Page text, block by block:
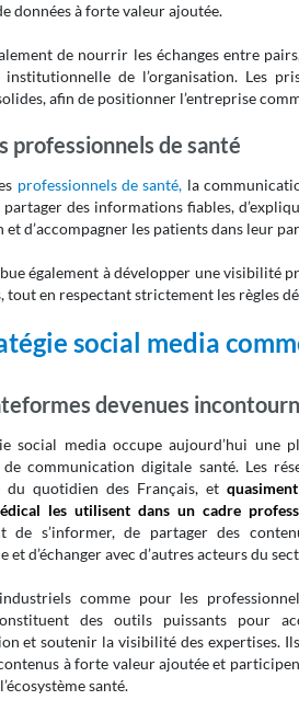
données à forte valeur ajoutée.
de nourrir les échanges entre
de l’organisation. Les
afin de positionner l’entreprise
professionnels de santé
professionnels de santé, la
des informations fiables,
et d’accompagner les patients dans leur
également à développer une visibilité
tout en respectant strictement les règles
social media
devenues
social media occupe aujourd’hui une
de communication digitale santé. Les
du quotidien des Français, et
les utilisent dans un cadre
de s’informer, de partager des
et d’échanger avec d’autres acteurs du
comme pour les
des outils puissants pour
et soutenir la visibilité des expertises.
à forte valeur ajoutée et
santé.